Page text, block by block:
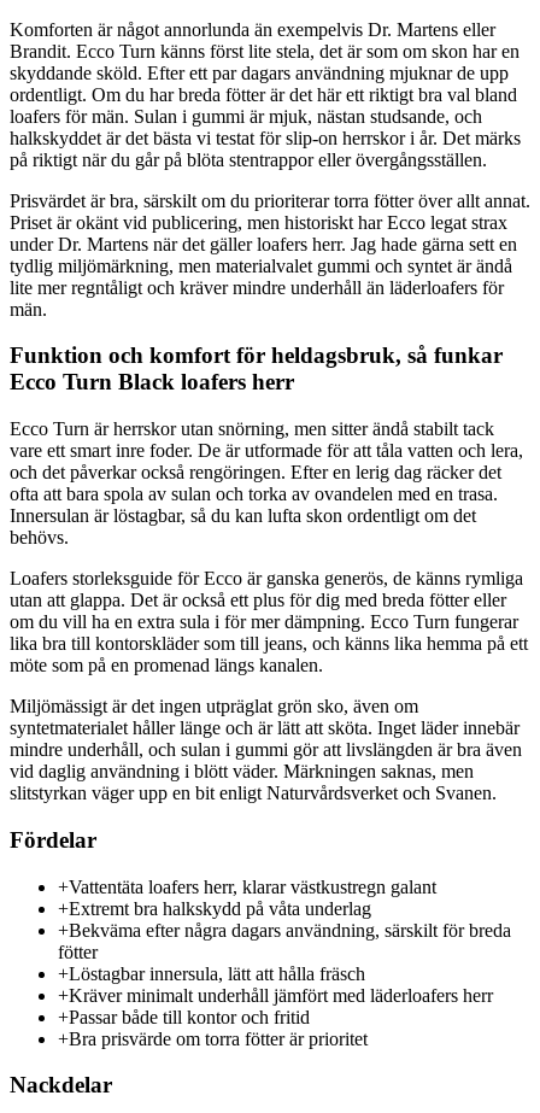
Komforten är något annorlunda än exempelvis Dr. Martens eller
Brandit. Ecco Turn känns först lite stela, det är som om skon har en
skyddande sköld. Efter ett par dagars användning mjuknar de upp
ordentligt. Om du har breda fötter är det här ett riktigt bra val bland
loafers för män. Sulan i gummi är mjuk, nästan studsande, och
halkskyddet är det bästa vi testat för slip-on herrskor i år. Det märks
på riktigt när du går på blöta stentrappor eller övergångsställen.
Prisvärdet är bra, särskilt om du prioriterar torra fötter över allt annat.
Priset är okänt vid publicering, men historiskt har Ecco legat strax
under Dr. Martens när det gäller loafers herr. Jag hade gärna sett en
tydlig miljömärkning, men materialvalet gummi och syntet är ändå
lite mer regntåligt och kräver mindre underhåll än läderloafers för
män.
Funktion och komfort för heldagsbruk, så funkar
Ecco Turn Black loafers herr
Ecco Turn är herrskor utan snörning, men sitter ändå stabilt tack
vare ett smart inre foder. De är utformade för att tåla vatten och lera,
och det påverkar också rengöringen. Efter en lerig dag räcker det
ofta att bara spola av sulan och torka av ovandelen med en trasa.
Innersulan är löstagbar, så du kan lufta skon ordentligt om det
behövs.
Loafers storleksguide för Ecco är ganska generös, de känns rymliga
utan att glappa. Det är också ett plus för dig med breda fötter eller
om du vill ha en extra sula i för mer dämpning. Ecco Turn fungerar
lika bra till kontorskläder som till jeans, och känns lika hemma på ett
möte som på en promenad längs kanalen.
Miljömässigt är det ingen utpräglat grön sko, även om
syntetmaterialet håller länge och är lätt att sköta. Inget läder innebär
mindre underhåll, och sulan i gummi gör att livslängden är bra även
vid daglig användning i blött väder. Märkningen saknas, men
slitstyrkan väger upp en bit enligt Naturvårdsverket och Svanen.
Fördelar
+Vattentäta loafers herr, klarar västkustregn galant
+Extremt bra halkskydd på våta underlag
+Bekväma efter några dagars användning, särskilt för breda
fötter
+Löstagbar innersula, lätt att hålla fräsch
+Kräver minimalt underhåll jämfört med läderloafers herr
+Passar både till kontor och fritid
+Bra prisvärde om torra fötter är prioritet
Nackdelar